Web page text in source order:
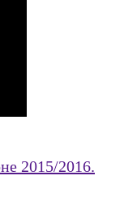
2015/2016.